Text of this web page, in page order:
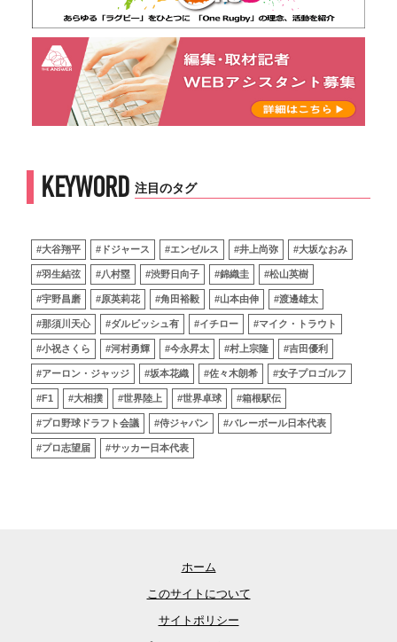
KEYWORD 注目のタグ
#大谷翔平 #ドジャース #エンゼルス #井上尚弥 #大坂なおみ
#羽生結弦 #八村塁 #渋野日向子 #錦織圭 #松山英樹
#宇野昌磨 #原英莉花 #角田裕毅 #山本由伸 #渡邊雄太
#那須川天心 #ダルビッシュ有 #イチロー #マイク・トラウト
#小祝さくら #河村勇輝 #今永昇太 #村上宗隆 #吉田優利
#アーロン・ジャッジ #坂本花織 #佐々木朗希 #女子プロゴルフ
#F1 #大相撲 #世界陸上 #世界卓球 #箱根駅伝
#プロ野球ドラフト会議 #侍ジャパン #バレーボール日本代表
#プロ志望届 #サッカー日本代表
ホーム
このサイトについて
サイトポリシー